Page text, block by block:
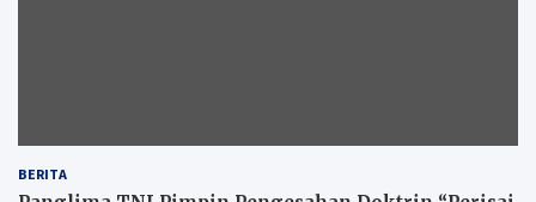
BERITA